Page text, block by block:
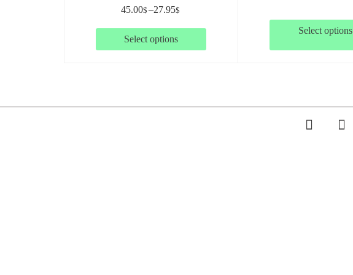
Select options
27.95$
–
45.00$
Select options